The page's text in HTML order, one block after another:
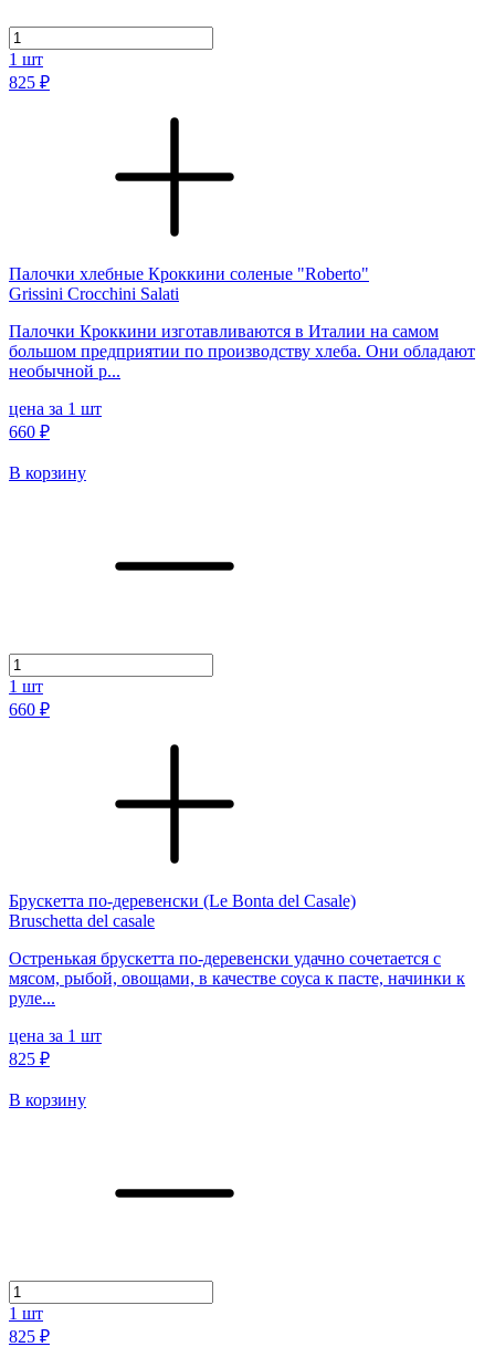
1 шт
825 ₽
Палочки хлебные Кроккини соленые "Roberto"
Grissini Crocchini Salati
Палочки Кроккини изготавливаются в Италии на самом
большом предприятии по производству хлеба. Они обладают
необычной р...
цена за 1 шт
660 ₽
В корзину
1 шт
660 ₽
Брускетта по-деревенски (Le Bonta del Casale)
Bruschetta del casale
Остренькая брускетта по-деревенски удачно сочетается с
мясом, рыбой, овощами, в качестве соуса к пасте, начинки к
руле...
цена за 1 шт
825 ₽
В корзину
1 шт
825 ₽